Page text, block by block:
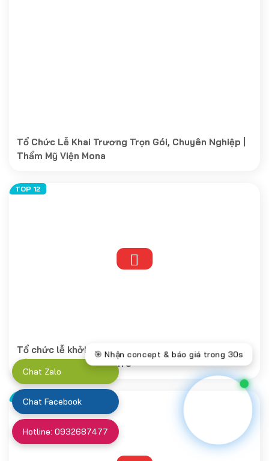
Tổ Chức Lễ Khai Trương Trọn Gói, Chuyên Nghiệp |
Thẩm Mỹ Viện Mona
Tổ chức lễ khởi công dự án Nâng cao tĩnh không
cầu đường bộ tại Bến Tre
Chat Zalo
Chat Facebook
Hotline: 0932687477